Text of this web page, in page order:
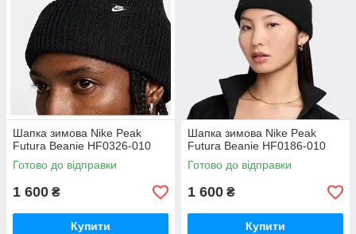
Шапка зимова Nike Peak
Futura Beanie HF0326-010
Готово до відправки
1 600 ₴
Купити
Шапка зимова Nike Peak
Futura Beanie HF0186-010
Готово до відправки
1 600 ₴
Купити